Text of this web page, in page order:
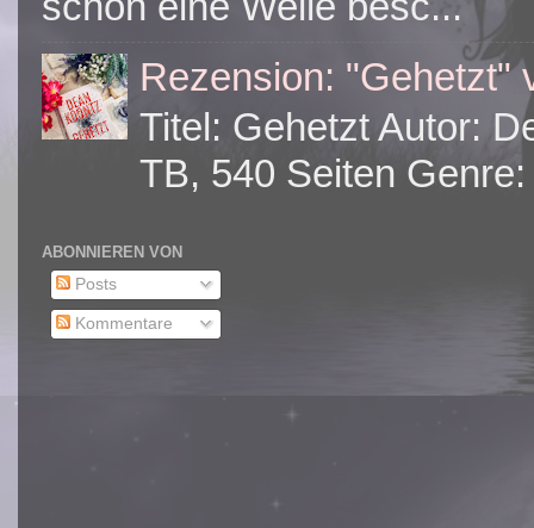
Rezension: "Gehetzt"
Titel: Gehetzt Autor:
TB, 540 Seiten
ABONNIEREN VON
Posts
Kommentare